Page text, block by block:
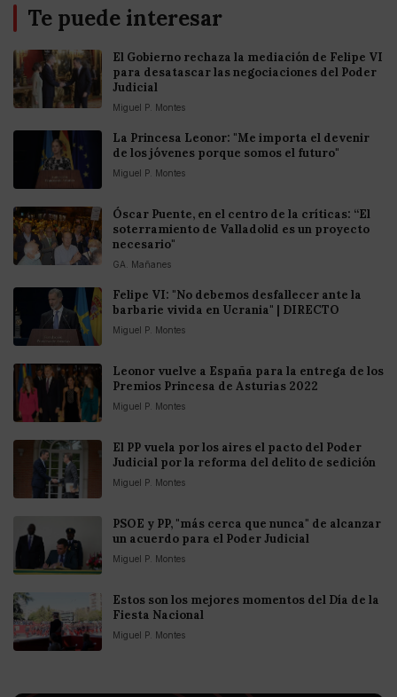
Te puede interesar
El Gobierno rechaza la mediación de Felipe VI
para desatascar las negociaciones del Poder
Judicial
Miguel P. Montes
La Princesa Leonor: "Me importa el devenir
de los jóvenes porque somos el futuro"
Miguel P. Montes
Óscar Puente, en el centro de la críticas: “El
soterramiento de Valladolid es un proyecto
necesario"
GA. Mañanes
Felipe VI: "No debemos desfallecer ante la
barbarie vivida en Ucrania" | DIRECTO
Miguel P. Montes
Leonor vuelve a España para la entrega de los
Premios Princesa de Asturias 2022
Miguel P. Montes
El PP vuela por los aires el pacto del Poder
Judicial por la reforma del delito de sedición
Miguel P. Montes
PSOE y PP, "más cerca que nunca" de alcanzar
un acuerdo para el Poder Judicial
Miguel P. Montes
Estos son los mejores momentos del Día de la
Fiesta Nacional
Miguel P. Montes